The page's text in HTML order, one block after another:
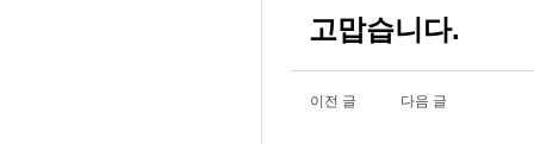
고맙습니다.
이전 글 다음 글